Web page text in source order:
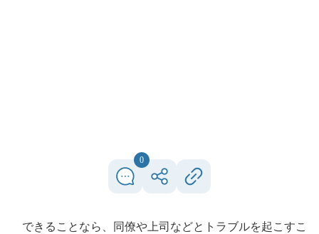
0
できることなら、同僚や上司などとトラブルを起こすこ